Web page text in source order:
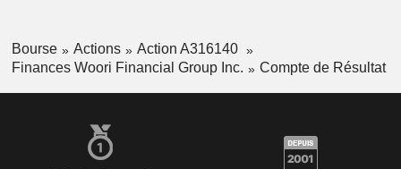
Bourse Actions
Action A316140
Finances Woori Financial Group Inc.
Compte de Résultat